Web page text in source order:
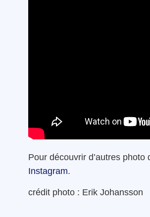
Pour découvrir d’autres
Instagram.
crédit photo : Erik Johansson